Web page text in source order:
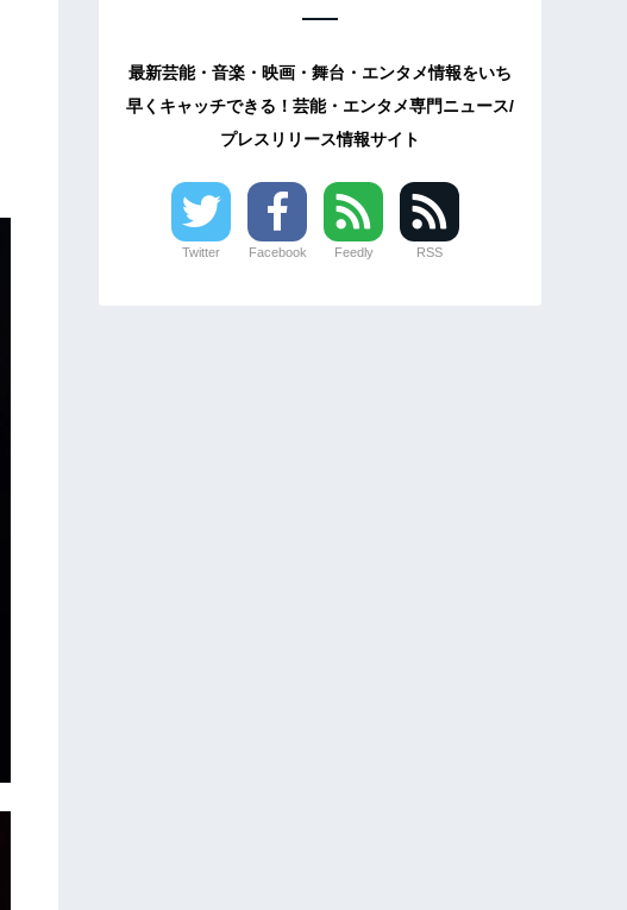
最新芸能・音楽・映画・舞台・エンタメ情報をいち
早くキャッチできる！芸能・エンタメ専門ニュース/
プレスリリース情報サイト
Twitter Facebook Feedly RSS